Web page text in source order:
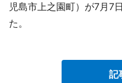
児島市上之園町）が7月7
た。
記